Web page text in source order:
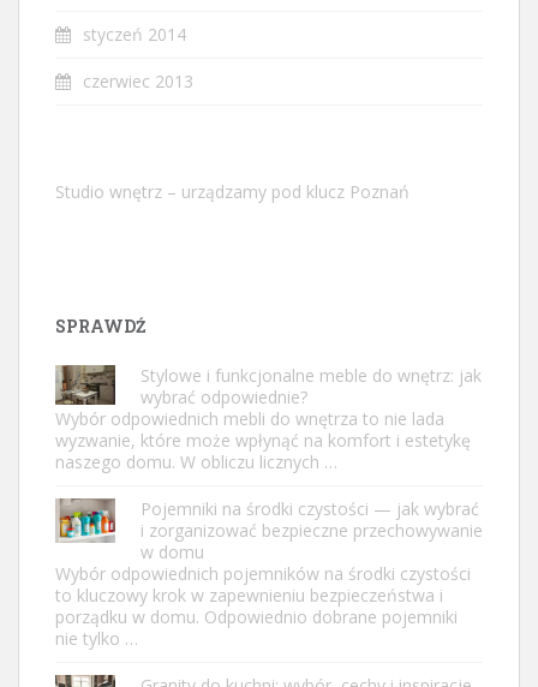
styczeń 2014
czerwiec 2013
Studio wnętrz – urządzamy pod klucz Poznań
SPRAWDŹ
Stylowe i funkcjonalne meble do wnętrz: jak
wybrać odpowiednie?
Wybór odpowiednich mebli do wnętrza to nie lada
wyzwanie, które może wpłynąć na komfort i estetykę
naszego domu. W obliczu licznych …
Pojemniki na środki czystości — jak wybrać
i zorganizować bezpieczne przechowywanie
w domu
Wybór odpowiednich pojemników na środki czystości
to kluczowy krok w zapewnieniu bezpieczeństwa i
porządku w domu. Odpowiednio dobrane pojemniki
nie tylko …